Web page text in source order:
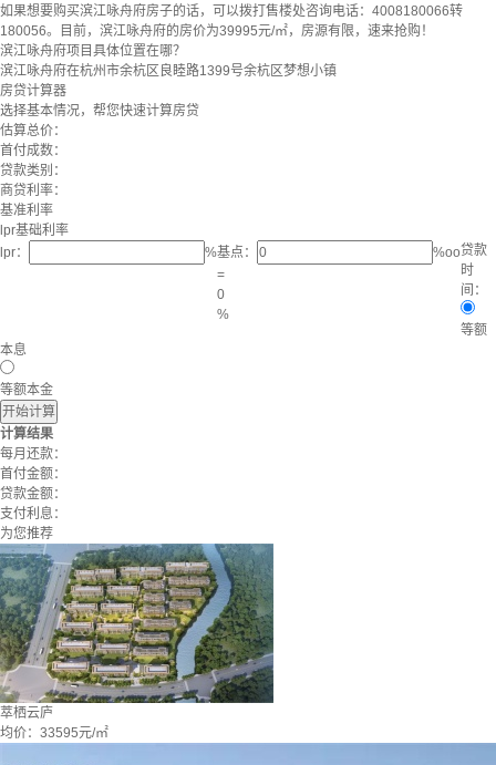
如果想要购买滨江咏舟府房子的话，可以拨打售楼处咨询电话：4008180066转
180056。目前，滨江咏舟府的房价为39995元/㎡，房源有限，速来抢购！
滨江咏舟府项目具体位置在哪？
滨江咏舟府在杭州市余杭区良睦路1399号余杭区梦想小镇
房贷计算器
选择基本情况，帮您快速计算房贷
估算总价：
首付成数：
贷款类别：
商贷利率：
基准利率
lpr基础利率
lpr：
%基点：
%oo
=
0
%
贷款
时
间：
等额
本息
等额本金
开始计算
计算结果
每月还款：
首付金额：
贷款金额：
支付利息：
为您推荐
萃栖云庐
均价： 33595元/㎡